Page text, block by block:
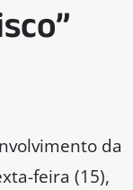
da
feira (15),